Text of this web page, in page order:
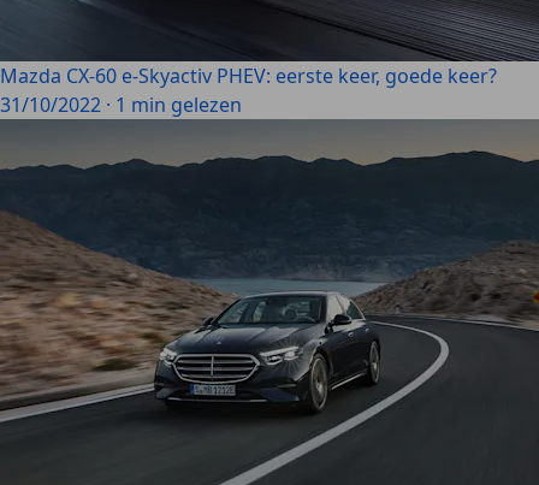
Mazda CX-60 e-Skyactiv PHEV: eerste keer, goede keer?
31/10/2022 · 1 min gelezen